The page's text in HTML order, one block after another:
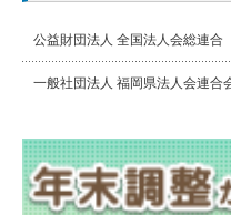
公益財団法人 全国法人会総連合
一般社団法人 福岡県法人会連合